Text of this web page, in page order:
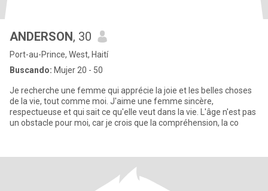
ANDERSON, 30
Port-au-Prince, West, Haití
Buscando: Mujer 20 - 50
Je recherche une femme qui apprécie la joie et les belles choses
de la vie, tout comme moi. J'aime une femme sincère,
respectueuse et qui sait ce qu'elle veut dans la vie. L'âge n'est pas
un obstacle pour moi, car je crois que la compréhension, la co